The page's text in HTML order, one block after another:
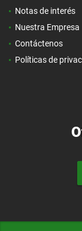
Notas de interés
Nuestra Empresa
Contáctenos
Políticas de